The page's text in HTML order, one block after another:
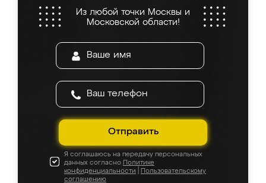
Из любой точки Москвы и
Московской области!
Отправить
Я соглашаюсь на передачу персональных
данных согласно Политике
конфиденциальности
Пользовательскому
соглашению